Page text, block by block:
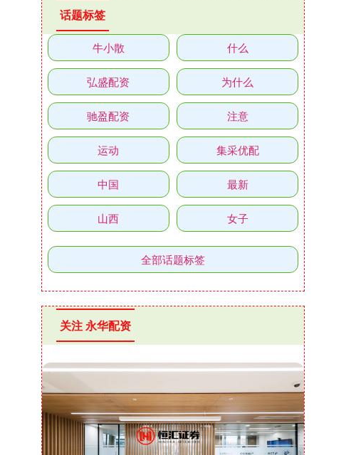
话题标签
牛小散 什么
弘盛配资 为什么
驰盈配资 注意
运动 集采优配
中国 最新
山西 女子
全部话题标签
关注 永华配资